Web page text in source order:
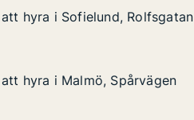
Rolfsgatan
hyra i Sofielund, Rolfsgatan
hyra i Sofielund, Rolfsgatan
Spårvägen
hyra i Malmö, Spårvägen
hyra i Malmö, Spårvägen